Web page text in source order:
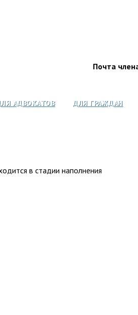
Почта
АДВОКАТОВ ДЛЯ ГРАЖДАН
в стадии наполнения